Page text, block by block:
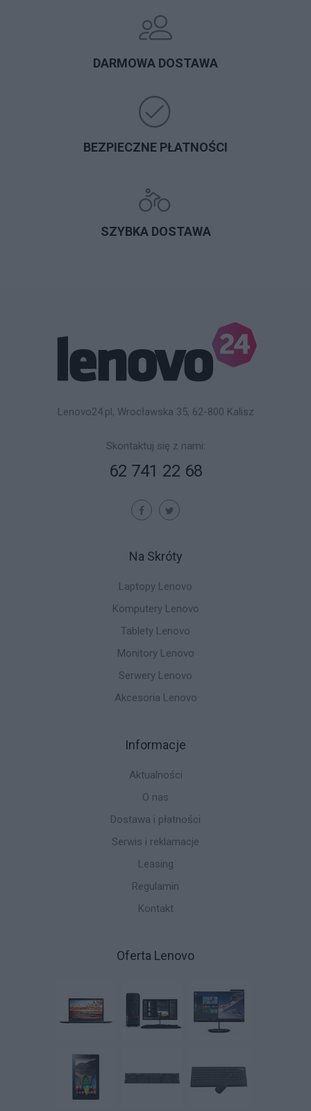
DARMOWA DOSTAWA
BEZPIECZNE PŁATNOŚCI
SZYBKA DOSTAWA
Lenovo24.pl, Wrocławska 35, 62-800 Kalisz
Skontaktuj się z nami:
62 741 22 68
Na Skróty
Laptopy Lenovo
Komputery Lenovo
Tablety Lenovo
Monitory Lenovo
Serwery Lenovo
Akcesoria Lenovo
Informacje
Aktualności
O nas
Dostawa i płatności
Serwis i reklamacje
Leasing
Regulamin
Kontakt
Oferta Lenovo